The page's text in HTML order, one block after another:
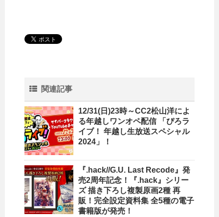
関連記事
12/31(日)23時～CC2松山洋によ
る年越しワンオペ配信 「ぴろラ
イブ！ 年越し生放送スペシャル
2024」！
『.hack//G.U. Last Recode』発
売2周年記念！『.hack』シリー
ズ 描き下ろし複製原画2種 再
販！完全設定資料集 全5種の電子
書籍版が発売！